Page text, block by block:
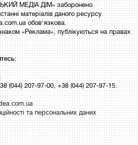
МЕДІА ДІМ» заборонено.
матеріалів даного ресурсу
обов'язкова.
«Реклама», публікуються на правах
(044) 207-97-00, +38 (044) 207-97-15.
та персональних даних